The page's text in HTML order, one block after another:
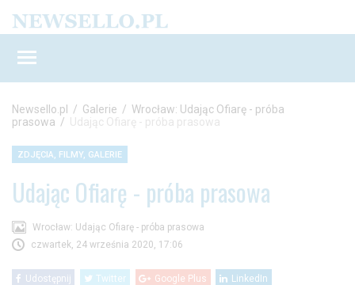
Newsello.pl / Galerie / Wrocław: Udając Ofiarę - próba
prasowa / Udając Ofiarę - próba prasowa
ZDJĘCIA, FILMY, GALERIE
Udając Ofiarę - próba prasowa
Wrocław: Udając Ofiarę - próba prasowa
czwartek, 24 września 2020, 17:06
Udostępnij Twitter Google Plus LinkedIn